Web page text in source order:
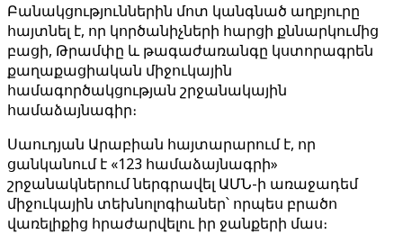
Բանակցություններին մոտ կանգնած աղբյուրը
հայտնել է, որ կործանիչների հարցի քննարկումից
բացի, Թրամփը և թագաժառանգը կստորագրեն
քաղաքացիական միջուկային
համագործակցության շրջանակային
համաձայնագիր։
Սաուդյան Արաբիան հայտարարում է, որ
ցանկանում է «123 համաձայնագրի»
շրջանակներում ներգրավել ԱՄՆ-ի առաջադեմ
միջուկային տեխնոլոգիաներ՝ որպես բրածո
վառելիքից հրաժարվելու իր ջանքերի մաս։